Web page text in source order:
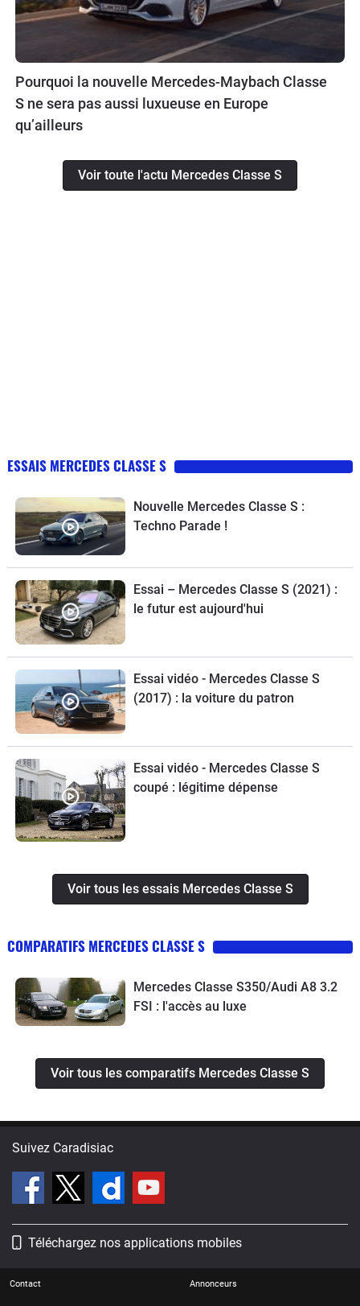
Pourquoi la nouvelle Mercedes-Maybach Classe
S ne sera pas aussi luxueuse en Europe
qu’ailleurs
Voir toute l'actu Mercedes Classe S
ESSAIS MERCEDES CLASSE S
Nouvelle Mercedes Classe S :
Techno Parade !
Essai – Mercedes Classe S (2021) :
le futur est aujourd'hui
Essai vidéo - Mercedes Classe S
(2017) : la voiture du patron
Essai vidéo - Mercedes Classe S
coupé : légitime dépense
Voir tous les essais Mercedes Classe S
COMPARATIFS MERCEDES CLASSE S
Mercedes Classe S350/Audi A8 3.2
FSI : l'accès au luxe
Voir tous les comparatifs Mercedes Classe S
Suivez Caradisiac
Téléchargez nos applications mobiles
Contact Annonceurs